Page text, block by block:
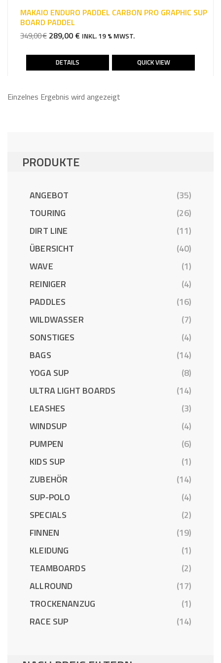
MAKAIO ENDURO PADDEL CARBON PRO GRAPHIC SUP
BOARD PADDEL
349,00€ URSPRÜNGLICHER
WAR:
349,00 €
289,00 € AKTUELLER
IST:
289,00 €.
INKL. 19 % MWST.
DETAILS QUICK VIEW
Einzelnes Ergebnis wird angezeigt
PRODUKTE
ANGEBOT
(35)
TOURING
(26)
DIRT LINE
(11)
ÜBERSICHT
(40)
WAVE
(1)
REINIGER
(4)
PADDLES
(16)
WILDWASSER
(7)
SONSTIGES
(4)
BAGS
(14)
YOGA SUP
(8)
ULTRA LIGHT BOARDS
(14)
LEASHES
(3)
WINDSUP
(4)
PUMPEN
(6)
KIDS SUP
(1)
ZUBEHÖR
(14)
SUP-POLO
(4)
SPECIALS
(2)
FINNEN
(19)
KLEIDUNG
(1)
TEAMBOARDS
(2)
ALLROUND
(17)
TROCKENANZUG
(1)
RACE SUP
(14)